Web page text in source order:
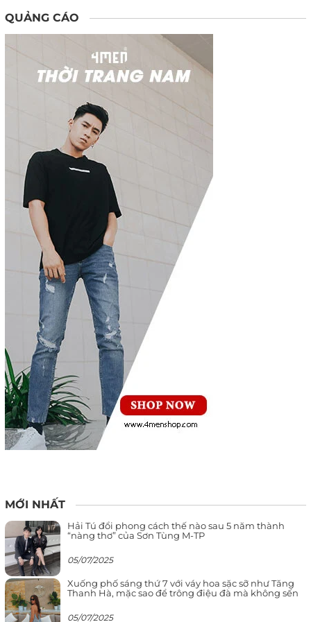
QUẢNG CÁO
MỚI NHẤT
Hải Tú đổi phong cách thế nào sau 5 năm thành
“nàng thơ” của Sơn Tùng M-TP
05/07/2025
Xuống phố sáng thứ 7 với váy hoa sặc sỡ như Tăng
Thanh Hà, mặc sao để trông điệu đà mà không sến
05/07/2025